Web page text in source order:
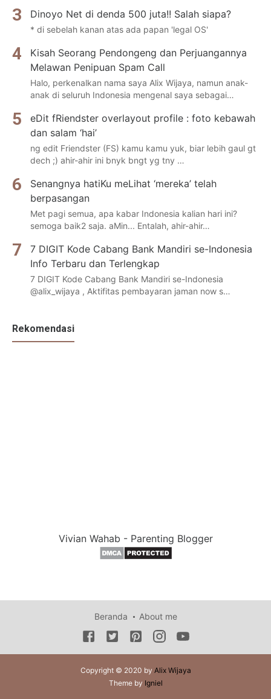
Dinoyo Net di denda 500 juta!! Salah siapa?
* di sebelah kanan atas ada papan 'legal OS'
Kisah Seorang Pendongeng dan Perjuangannya
Melawan Penipuan Spam Call
Halo, perkenalkan nama saya Alix Wijaya, namun anak-
anak di seluruh Indonesia mengenal saya sebagai…
eDit fRiendster overlayout profile : foto kebawah
dan salam ‘hai’
ng edit Friendster (FS) kamu kamu yuk, biar lebih gaul gt
dech ;) ahir-ahir ini bnyk bngt yg tny …
Senangnya hatiKu meLihat ‘mereka’ telah
berpasangan
Met pagi semua, apa kabar Indonesia kalian hari ini?
semoga baik2 saja. aMin... Entalah, ahir-ahir…
7 DIGIT Kode Cabang Bank Mandiri se-Indonesia
Info Terbaru dan Terlengkap
7 DIGIT Kode Cabang Bank Mandiri se-Indonesia
@alix_wijaya , Aktifitas pembayaran jaman now s…
Rekomendasi
Vivian Wahab - Parenting Blogger
Beranda About me
Copyright © 2020 by Alix Wijaya
Theme by Igniel